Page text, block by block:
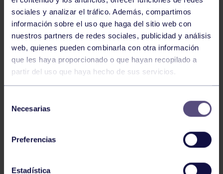
sociales y analizar el tráfico. Además, compartimos
información sobre el uso que haga del sitio web con
nuestros partners de redes sociales, publicidad y análisis
web, quienes pueden combinarla con otra información
que les haya proporcionado o que hayan recopilado a
partir del uso que haya hecho de sus servicios.
Necesarias
Preferencias
Estadística
Pádel 29 Jul 2026
EL PÁDEL GRUPISTA SUMA ÉXITOS